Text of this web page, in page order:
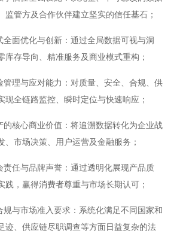
监管方及合作伙伴建立坚实的信任基石；
面优化与创新：通过全局数据可视与洞
库存导向、精准服务及商业模式重构；
理与应对能力：对质量、安全、合规、供
现全链路监控、瞬时定位与快速响应；
核心商业价值：将追溯数据转化为企业战
、市场决策、用户运营及金融服务；
任与品牌声誉：通过透明化展现产品质
践，赢得消费者尊重与市场长期认可；
与市场准入要求：系统化满足不同国家和
迹、供应链尽职调查等方面日益复杂的法